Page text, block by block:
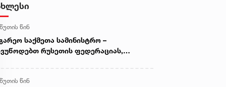
წინ
საქმეთა სამინისტრო –
რუსეთის ფედერაციას,
მიმართული ქმედებები
წინ